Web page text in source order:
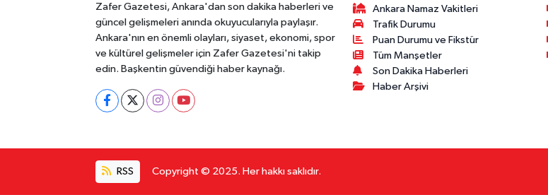
Zafer Gazetesi, Ankara'dan son dakika haberleri ve
güncel gelişmeleri anında okuyucularıyla paylaşır.
Ankara'nın en önemli olayları, siyaset, ekonomi, spor
ve kültürel gelişmeler için Zafer Gazetesi'ni takip
edin. Başkentin güvendiği haber kaynağı.
Ankara Namaz Vakitleri
Trafik Durumu
Puan Durumu ve Fikstür
Tüm Manşetler
Son Dakika Haberleri
Haber Arşivi
RSS Copyright © 2025. Her hakkı saklıdır.